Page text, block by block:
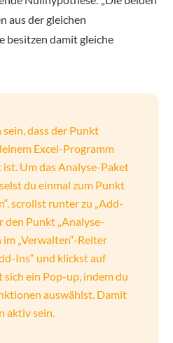
aus der gleichen
besitzen damit gleiche
sein, dass der Punkt
Excel-Programm
Um das Analyse-Paket
du einmal zum Punkt
scrollst runter zu „Add-
den Punkt „Analyse-
„Verwalten“-Reiter
Ins“ und klickst auf
sich ein Pop-up, indem du
auswählst. Damit
aktiv sein.